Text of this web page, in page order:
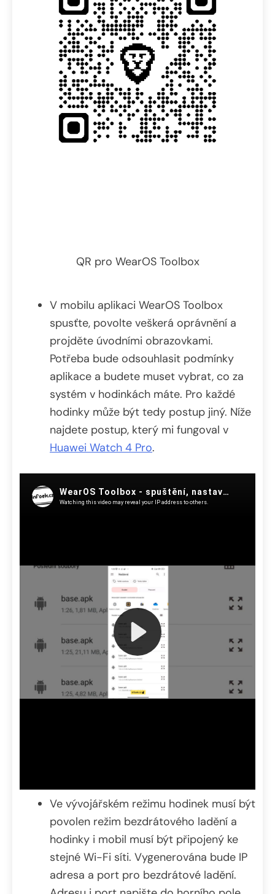
QR pro WearOS Toolbox
V mobilu aplikaci WearOS Toolbox
spusťte, povolte veškerá oprávnění a
projděte úvodními obrazovkami.
Potřeba bude odsouhlasit podmínky
aplikace a budete muset vybrat, co za
systém v hodinkách máte. Pro každé
hodinky může být tedy postup jiný. Níže
najdete postup, který mi fungoval v
Huawei Watch 4 Pro.
Ve vývojářském režimu hodinek musí být
povolen režim bezdrátového ladění a
hodinky i mobil musí být připojený ke
stejné Wi-Fi síti. Vygenerována bude IP
adresa a port pro bezdrátové ladění.